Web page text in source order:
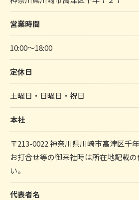
営業時間
10:00～18:00
定休日
土曜日・日曜日・祝日
本社
〒213-0022 神奈川県川崎市高津区千
お打合せ等の御来社時は所在地記載
い。
代表者名